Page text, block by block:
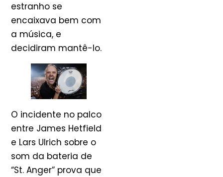
estranho se
encaixava bem com
a música, e
decidiram mantê-lo.
O incidente no palco
entre James Hetfield
e Lars Ulrich sobre o
som da bateria de
“St. Anger” prova que